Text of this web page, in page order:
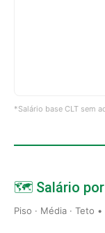
*Salário base CLT sem
🗺️ Salário por
Piso · Média · Teto